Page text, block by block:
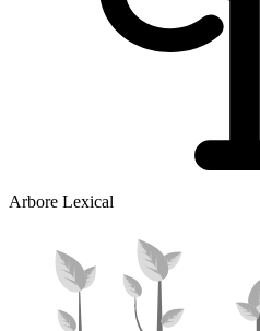
Arbore Lexical